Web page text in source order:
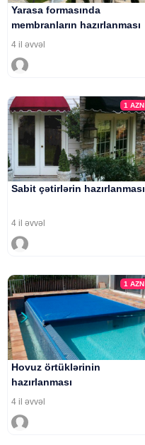
Yarasa formasında
membranların hazırlanması
4 il əvvəl
1AZN
Sabit çətirlərin hazırlanması
4 il əvvəl
1AZN
Hovuz örtüklərinin
hazırlanması
4 il əvvəl